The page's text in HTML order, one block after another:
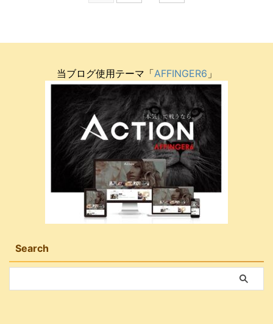
当ブログ使用テーマ「AFFINGER6 」
Search